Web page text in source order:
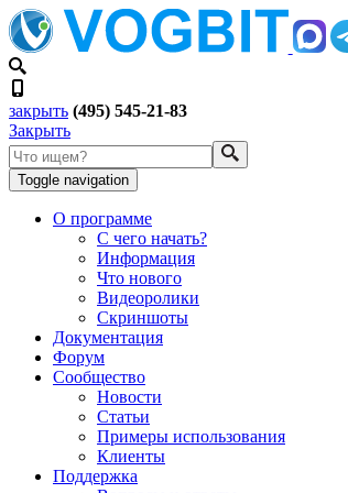
закрыть (495) 545-21-83
Закрыть
Toggle navigation
О программе
С чего начать?
Информация
Что нового
Видеоролики
Скриншоты
Документация
Форум
Сообщество
Новости
Статьи
Примеры использования
Клиенты
Поддержка